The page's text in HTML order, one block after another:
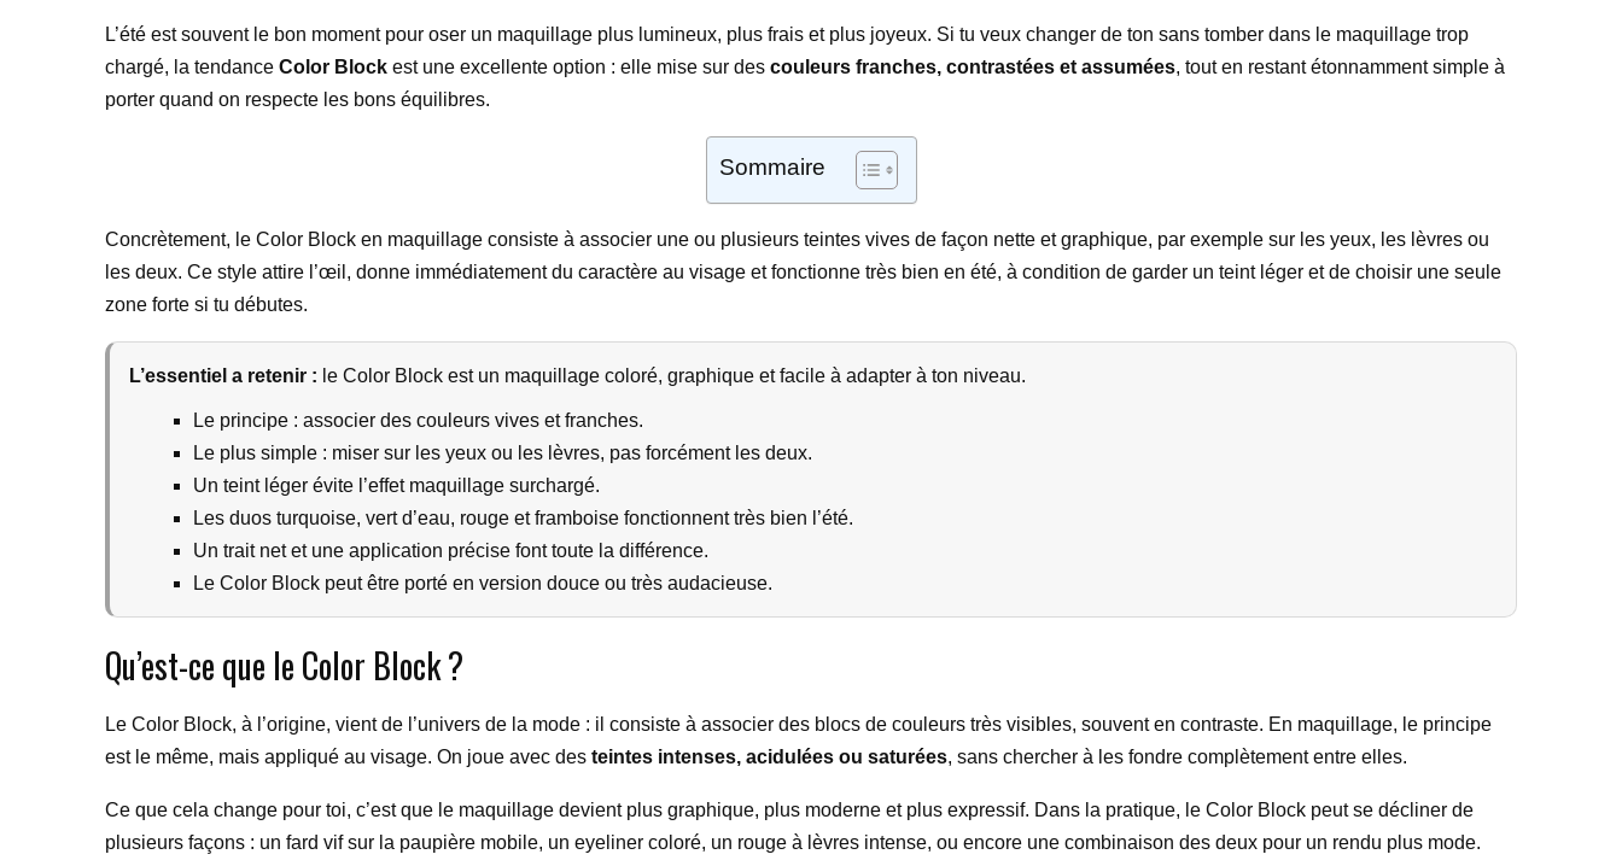
L’été est souvent le bon moment pour oser un maquillage plus lumineux, plus frais et plus joyeux. Si tu veux changer de ton sans tomber dans le maquillage trop
chargé, la tendance Color Block est une excellente option : elle mise sur des couleurs franches, contrastées et assumées, tout en restant étonnamment simple à
porter quand on respecte les bons équilibres.
Sommaire
Concrètement, le Color Block en maquillage consiste à associer une ou plusieurs teintes vives de façon nette et graphique, par exemple sur les yeux, les lèvres ou
les deux. Ce style attire l’œil, donne immédiatement du caractère au visage et fonctionne très bien en été, à condition de garder un teint léger et de choisir une seule
zone forte si tu débutes.
L’essentiel a retenir : le Color Block est un maquillage coloré, graphique et facile à adapter à ton niveau.
Le principe : associer des couleurs vives et franches.
Le plus simple : miser sur les yeux ou les lèvres, pas forcément les deux.
Un teint léger évite l’effet maquillage surchargé.
Les duos turquoise, vert d’eau, rouge et framboise fonctionnent très bien l’été.
Un trait net et une application précise font toute la différence.
Le Color Block peut être porté en version douce ou très audacieuse.
Qu’est-ce que le Color Block ?
Le Color Block, à l’origine, vient de l’univers de la mode : il consiste à associer des blocs de couleurs très visibles, souvent en contraste. En maquillage, le principe
est le même, mais appliqué au visage. On joue avec des teintes intenses, acidulées ou saturées, sans chercher à les fondre complètement entre elles.
Ce que cela change pour toi, c’est que le maquillage devient plus graphique, plus moderne et plus expressif. Dans la pratique, le Color Block peut se décliner de
plusieurs façons : un fard vif sur la paupière mobile, un eyeliner coloré, un rouge à lèvres intense, ou encore une combinaison des deux pour un rendu plus mode.